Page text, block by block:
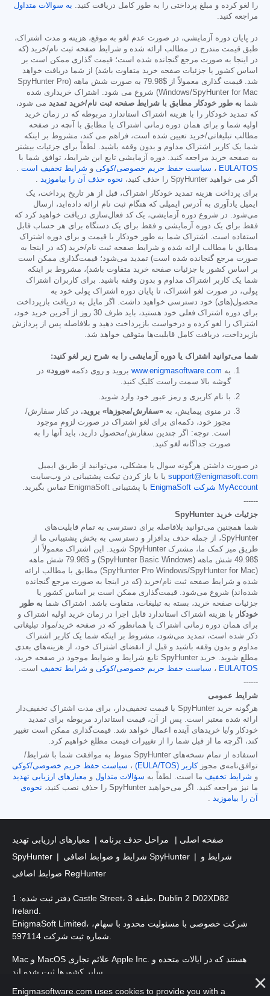
را لغو کرده و مبلغ پرداختی را به طور کامل دریافت کنید. به سوالات متداول
مراجعه کنید.
در پایان دوره آزمایشی، در صورت عدم لغو به موقع، هزینه و مدت اشتراک،
طبق قیمت مندرج در مطالب ارائه شده و شرایط صفحه ثبت نام/خرید (که
در اینجا به صورت مرجع گنجانده شده است؛ قیمت گذاری ممکن است بر
اساس کشور یا جزئیات صفحه خرید متفاوت باشد) از شما دریافت خواهد
شد. قیمت گذاری معمولاً از $79.98
به صورت شش ماهه (SpyHunter Pro
Windows/SpyHunter for Mac) شروع می شود. اشتراک خریداری شده
شما به طور خودکار مطابق با شرایط صفحه ثبت نام/خرید تمدید می شود،
که تمدید خودکار را با هزینه اشتراک استاندارد مربوطه که در زمان خرید
اولیه شما و برای همان دوره زمانی اشتراک یا مطابق با آنچه در صفحه
مطالب تبلیغاتی/خرید تعیین شده است، فراهم می کند، مشروط بر اینکه
شما یک کاربر اشتراک مداوم و بدون وقفه باشید. لطفاً برای جزئیات بیشتر
به صفحه خرید مراجعه کنید. دوره آزمایشی تابع این شرایط، توافق شما با
EULA/TOS ، سیاست حفظ حریم خصوصی/کوکی و شرایط تخفیف است .
اگر می خواهید SpyHunter را حذف کنید،
نحوه حذف آن را بیاموزید .
برای پرداخت هزینه تمدید خودکار اشتراک، قبل از هر تاریخ پرداخت، یک
ایمیل یادآوری به آدرس ایمیلی که هنگام ثبت نام ارائه داده‌اید، ارسال
می‌شود. در شروع دوره آزمایشی، یک کد فعال‌سازی دریافت خواهید کرد که
فقط برای یک دوره آزمایشی و فقط برای یک دستگاه برای هر حساب قابل
استفاده است. اشتراک شما به طور خودکار با قیمت و برای دوره اشتراک
مطابق با مطالب ارائه شده و شرایط صفحه ثبت نام/خرید (که در اینجا به
صورت مرجع گنجانده شده است) تمدید می‌شود؛ قیمت‌گذاری ممکن است
بر اساس کشور یا جزئیات صفحه خرید متفاوت باشد)، مشروط بر اینکه
شما یک کاربر اشتراک مداوم و بدون وقفه باشید. برای کاربران اشتراک
پولی، در صورت لغو اشتراک، تا پایان دوره اشتراک پولی خود به
محصول(های) خود دسترسی خواهید داشت. اگر مایل به دریافت بازپرداخت
برای دوره اشتراک فعلی خود هستید، باید ظرف 30 روز از آخرین خرید خود،
اشتراک را لغو کرده و درخواست بازپرداخت دهید و بلافاصله پس از پردازش
بازپرداخت، دریافت کامل قابلیت‌ها متوقف خواهد شد.
شما می‌توانید اشتراک یا دوره آزمایشی را به شرح زیر لغو کنید:
به www.enigmasoftware.com بروید و روی دکمه «ورود» در
گوشه بالا سمت راست کلیک کنید.
با نام کاربری و رمز عبور خود وارد شوید.
در منوی پیمایش، به «سفارش/مجوزها» بروید. در کنار سفارش/
مجوز خود، دکمه‌ای برای لغو اشتراک در صورت لزوم موجود
است. توجه: اگر چندین سفارش/محصول دارید، باید آنها را به
صورت جداگانه لغو کنید.
در صورت داشتن هرگونه سوال یا مشکلی، می‌توانید از طریق ایمیل
support@enigmasoft.com یا با باز کردن تیکت پشتیبانی در وب‌سایت
MyAccount شرکت EnigmaSoft
با پشتیبانی EnigmaSoft تماس بگیرید.
------
جزئیات خرید SpyHunter
شما همچنین می‌توانید بلافاصله برای دسترسی به تمام قابلیت‌های
SpyHunter، از جمله حذف بدافزار و دسترسی به بخش پشتیبانی ما از
طریق میز کمک ما، مشترک SpyHunter شوید. این اشتراک معمولاً از
$49.98
شش ماهه (SpyHunter Basic Windows) و $79.98
شش ماهه
(SpyHunter Pro Windows/SpyHunter for Mac) مطابق با مطالب ارائه
شده و شرایط صفحه ثبت نام/خرید (که در اینجا به صورت مرجع گنجانده
شده‌اند) شروع می‌شود. قیمت‌گذاری ممکن است بر اساس کشور یا
جزئیات صفحه خرید، بسته به تبلیغات، متفاوت باشد. اشتراک شما به طور
خودکار
با هزینه اشتراک استاندارد قابل اجرا در زمان خرید اولیه اشتراک و
برای همان دوره زمانی اشتراک یا همانطور که در صفحه خرید/مواد تبلیغاتی
ذکر شده است، تمدید می‌شود، مشروط بر اینکه شما یک کاربر اشتراک
مداوم و بدون وقفه باشید و قبل از انقضای اشتراک خود، از هزینه‌های بعدی
مطلع شوید. خرید SpyHunter تابع شرایط و ضوابط موجود در صفحه خرید،
EULA/TOS ، سیاست حفظ حریم خصوصی/کوکی و شرایط تخفیف است.
------
شرایط عمومی
هرگونه خرید SpyHunter با قیمت تخفیف‌دار، برای مدت اشتراک تخفیف‌دار
ارائه شده معتبر است. پس از آن، قیمت استاندارد مربوطه برای تمدید
خودکار و/یا خریدهای آینده اعمال خواهد شد. قیمت‌گذاری ممکن است تغییر
کند، اگرچه ما از قبل شما را از تغییرات قیمت مطلع خواهیم کرد.
استفاده از تمام نسخه‌های SpyHunter منوط به موافقت شما با شرایط/
توافق‌نامه‌ی مجوز کاربر (EULA/TOS) ، سیاست حفظ حریم خصوصی/کوکی
و شرایط تخفیف ما است. لطفاً به سؤالات متداول و معیارهای ارزیابی تهدید
ما نیز مراجعه کنید. اگر می‌خواهید SpyHunter را حذف نصب کنید،
نحوه‌ی
آن را بیاموزید .
صفحه اصلی مراحل حذف برنامه
معیارهای ارزیابی تهدید
SpyHunter
شرایط و ضوابط اضافی SpyHunter
شرایط و
ضوابط اضافی RegHunter
دفتر ثبت شده: 1 Castle Street، طبقه 3، Dublin 2 D02XD82
Ireland.
EnigmaSoft Limited، شرکت خصوصی با مسئولیت محدود با سهام،
Mac و MacOS علائم تجاری Apple Inc. هستند که در ایالات متحده و
Enigmasoftware.com uses cookies to provide you with a